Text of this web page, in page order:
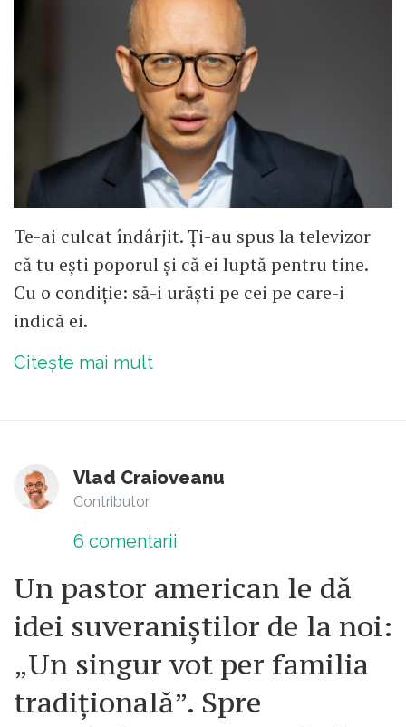
Te-ai culcat îndârjit. Ți-au spus la televizor
că tu ești poporul și că ei luptă pentru tine.
Cu o condiție: să-i urăști pe cei pe care-i
indică ei.
Citește mai mult
Vlad Craioveanu
Contributor
6 comentarii
Un pastor american le dă
idei suveraniștilor de la noi:
„Un singur vot per familia
tradițională”. Spre